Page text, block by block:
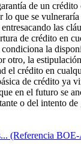
de un
lo que se
las
de crédito en
la
otro, la
el crédito en
de crédito ya
en el futuro se
o del intento
(Referencia